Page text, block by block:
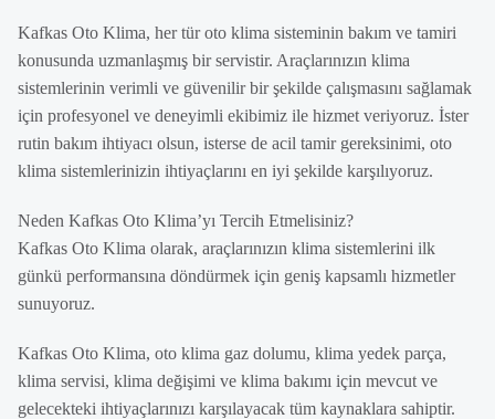
Kafkas Oto Klima, her tür oto klima sisteminin bakım ve tamiri
konusunda uzmanlaşmış bir servistir. Araçlarınızın klima
sistemlerinin verimli ve güvenilir bir şekilde çalışmasını sağlamak
için profesyonel ve deneyimli ekibimiz ile hizmet veriyoruz. İster
rutin bakım ihtiyacı olsun, isterse de acil tamir gereksinimi, oto
klima sistemlerinizin ihtiyaçlarını en iyi şekilde karşılıyoruz.
Neden Kafkas Oto Klima’yı Tercih Etmelisiniz?
Kafkas Oto Klima olarak, araçlarınızın klima sistemlerini ilk
günkü performansına döndürmek için geniş kapsamlı hizmetler
sunuyoruz.
Kafkas Oto Klima, oto klima gaz dolumu, klima yedek parça,
klima servisi, klima değişimi ve klima bakımı için mevcut ve
gelecekteki ihtiyaçlarınızı karşılayacak tüm kaynaklara sahiptir.